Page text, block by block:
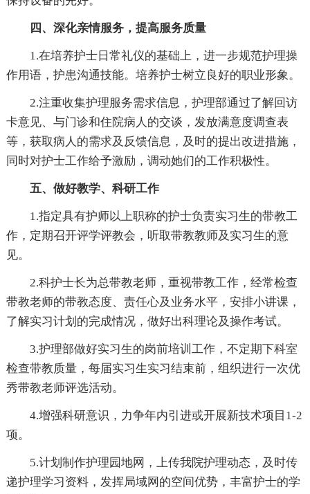
四、深化亲情服务，提高服务质量
1.在培养护士日常礼仪的基础上，进一步规范护理操
作用语，护患沟通技能。培养护士树立良好的职业形象。
2.注重收集护理服务需求信息，护理部通过了解回访
卡意见、与门诊和住院病人的交谈，发放满意度调查表
等，获取病人的需求及反馈信息，及时的提出改进措施，
同时对护士工作给予激励，调动她们的工作积极性。
五、做好教学、科研工作
1.指定具有护师以上职称的护士负责实习生的带教工
作，定期召开评学评教会，听取带教教师及实习生的意
见。
2.科护士长为总带教老师，重视带教工作，经常检查
带教老师的带教态度、责任心及业务水平，安排小讲课，
了解实习计划的完成情况，做好出科理论及操作考试。
3.护理部做好实习生的岗前培训工作，不定期下科室
检查带教质量，每届实习生实习结束前，组织进行一次优
秀带教老师评选活动。
4.增强科研意识，力争年内引进或开展新技术项目1-2
项。
5.计划制作护理园地网，上传我院护理动态，及时传
递护理学习资料，发挥局域网的空间优势，丰富护士的学